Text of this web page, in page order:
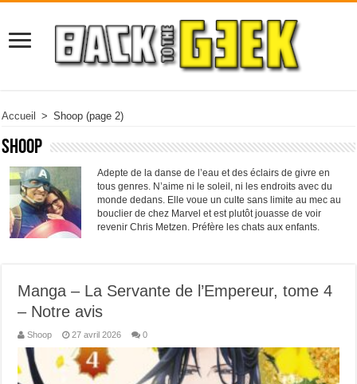
Accueil > Shoop (page 2)
Shoop
Adepte de la danse de l’eau et des éclairs de givre en
tous genres. N’aime ni le soleil, ni les endroits avec du
monde dedans. Elle voue un culte sans limite au mec au
bouclier de chez Marvel et est plutôt jouasse de voir
revenir Chris Metzen. Préfère les chats aux enfants.
Manga – La Servante de l’Empereur, tome 4
– Notre avis
Shoop 27 avril 2026 0